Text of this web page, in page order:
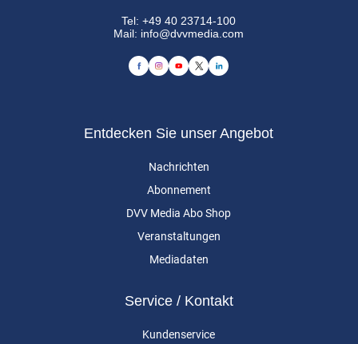
Tel:+49 40 23714-100
Mail: info@dvvmedia.com
Entdecken Sie unser Angebot
Nachrichten
Abonnement
DVV Media Abo Shop
Veranstaltungen
Mediadaten
Service / Kontakt
Kundenservice